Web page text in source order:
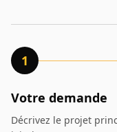
1
Votre demande
Décrivez le projet